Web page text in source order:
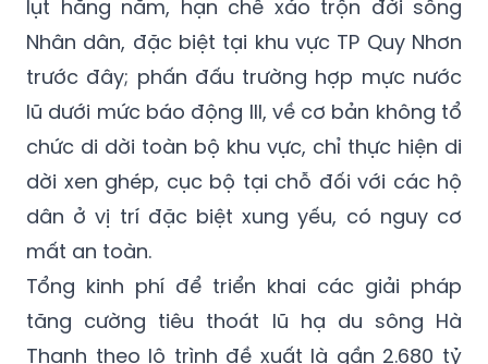
trước đây; phấn đấu trường hợp mực nước
lũ dưới mức báo động III, về cơ bản không tổ
chức di dời toàn bộ khu vực, chỉ thực hiện di
dời xen ghép, cục bộ tại chỗ đối với các hộ
dân ở vị trí đặc biệt xung yếu, có nguy cơ
mất an toàn.
Tổng kinh phí để triển khai các giải pháp
tăng cường tiêu thoát lũ hạ du sông Hà
Thanh theo lộ trình đề xuất là gần 2.680 tỷ
đồng. Trong đó, giai đoạn năm 2026 dự kiến